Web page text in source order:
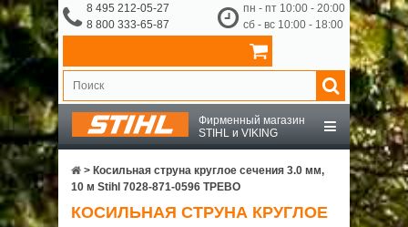
8 495 212-05-27
8 800 333-65-87
пн - пт 10:00 - 20:00
сб - вс 10:00 - 18:00
Фирменный магазин
STIHL и VIKING
STIHL
VIKING
> Косильная струна круглое сечения 3.0 мм,
10 м Stihl 7028-871-0596 ТРЕВО
КОСИЛЬНАЯ СТРУНА КРУГЛОЕ